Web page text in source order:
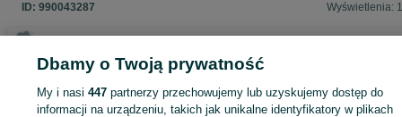
ID: 990043287 Wyświetlenia:
Zaloguj się lub załóż konto na OLX, aby skontaktować się z
sprzedającym
Dbamy o Twoją prywatność
My i nasi447 partnerzy przechowujemy lub uzyskujemy dostęp do
informacji na urządzeniu, takich jak unikalne identyfikatory w plikach